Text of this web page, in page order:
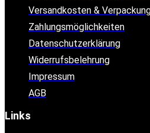
Versandkosten &
Zahlungsmöglichkeiten
Datenschutzerklärung
Widerrufsbelehrung
Impressum
AGB
Links